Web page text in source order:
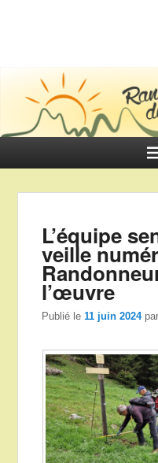
L’équipe
veille
l’œuvre
Publié le11 juin 2024